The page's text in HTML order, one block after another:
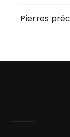
Pierres